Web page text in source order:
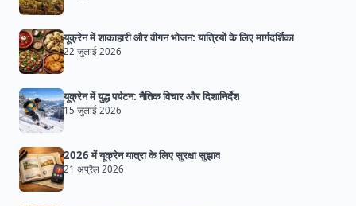
यूक्रेन में शाकाहारी और वीगन भोजन: यात्रियों के लिए मार्गदर्शिका
22 जुलाई 2026
यूक्रेन में युद्ध पर्यटन: नैतिक विचार और दिशानिर्देश
15 जुलाई 2026
2026 में यूक्रेन यात्रा के लिए सुरक्षा सुझाव
21 अप्रैल 2026